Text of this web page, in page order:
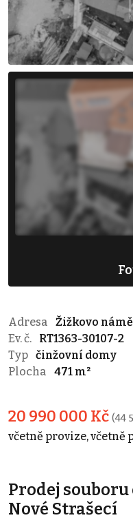
Adresa
Žižkovo
Ev. č.
RT1363-30107-2
Typ činžovní domy
Plocha
471 m²
20 990 000 Kč (44
včetně provize, včetně
Prodej souboru
Nové Strašecí